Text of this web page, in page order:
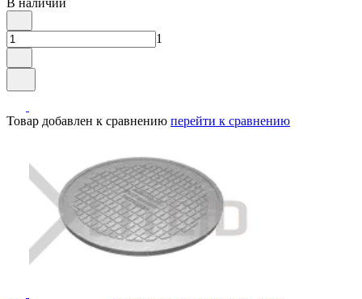
1
Товар добавлен к сравнению перейти к сравнению